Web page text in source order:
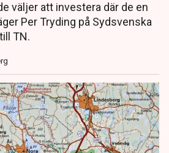
väljer att investera där de en
Per Tryding på Sydsvenska
TN.